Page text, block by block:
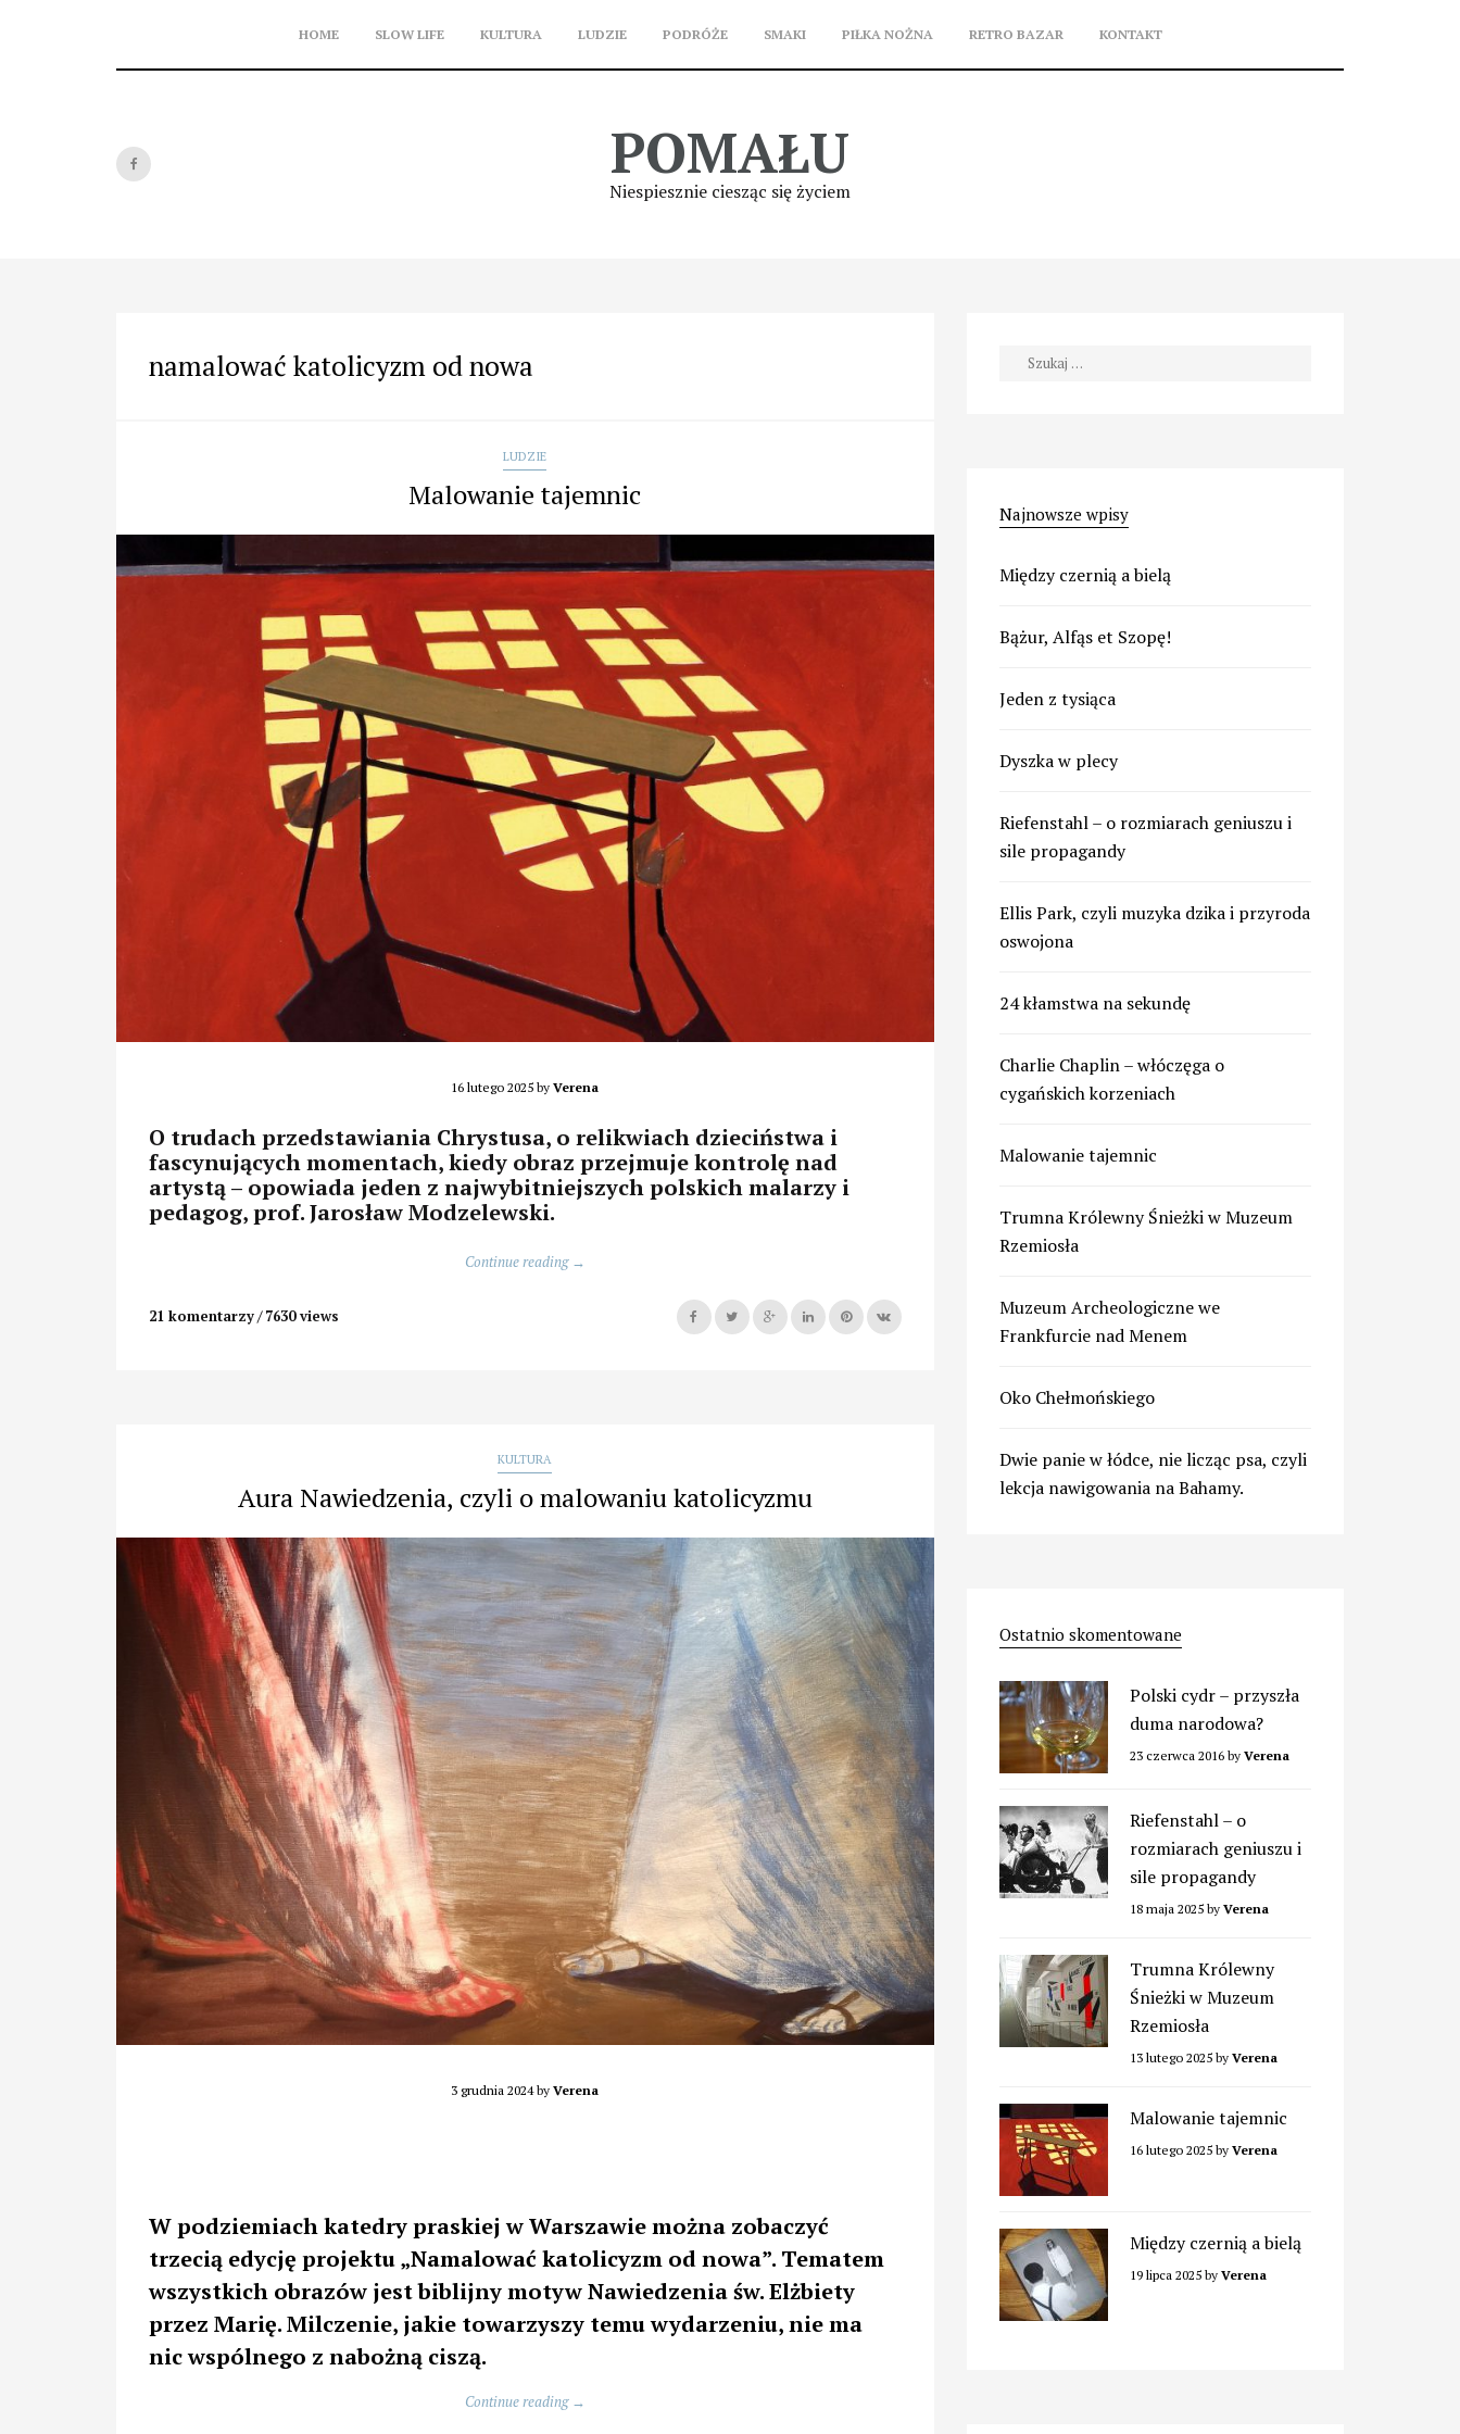
HOME SLOW LIFE KULTURA LUDZIE PODRÓŻE SMAKI PIŁKA NOŻNA RETRO BAZAR KONTAKT
POMAŁU
Niespiesznie ciesząc się życiem
namalować katolicyzm od nowa
LUDZIE
Malowanie tajemnic
16 lutego 2025 byVerena
O trudach przedstawiania Chrystusa, o relikwiach dzieciństwa i
fascynujących momentach, kiedy obraz przejmuje kontrolę nad
artystą – opowiada jeden z najwybitniejszych polskich malarzy i
pedagog, prof. Jarosław Modzelewski.
Continue reading „Malowanie
→
21 komentarzy 7630 views
KULTURA
Aura Nawiedzenia, czyli o malowaniu katolicyzmu
3 grudnia 2024byVerena
W podziemiach katedry praskiej w Warszawie można zobaczyć
trzecią edycję projektu „Namalować katolicyzm od nowa”. Tematem
wszystkich obrazów jest biblijny motyw Nawiedzenia św. Elżbiety
przez Marię. Milczenie, jakie towarzyszy temu wydarzeniu, nie ma
nic wspólnego z nabożną ciszą.
Continue reading „Aura
→
Szukaj:
Najnowsze wpisy
Między czernią a bielą
Bążur, Alfąs et Szopę!
Jeden z tysiąca
Dyszka w plecy
Riefenstahl – o rozmiarach geniuszu i
sile propagandy
Ellis Park, czyli muzyka dzika i przyroda
oswojona
24 kłamstwa na sekundę
Charlie Chaplin – włóczęga o
cygańskich korzeniach
Malowanie tajemnic
Trumna Królewny Śnieżki w Muzeum
Rzemiosła
Muzeum Archeologiczne we
Frankfurcie nad Menem
Oko Chełmońskiego
Dwie panie w łódce, nie licząc psa, czyli
lekcja nawigowania na Bahamy.
Ostatnio skomentowane
Polski cydr – przyszła
duma narodowa?
23 czerwca 2016by Verena
Riefenstahl – o
rozmiarach geniuszu i
sile propagandy
18 maja 2025by Verena
Trumna Królewny
Śnieżki w Muzeum
Rzemiosła
13 lutego 2025by Verena
Malowanie tajemnic
16 lutego 2025by Verena
Między czernią a bielą
19 lipca 2025by Verena